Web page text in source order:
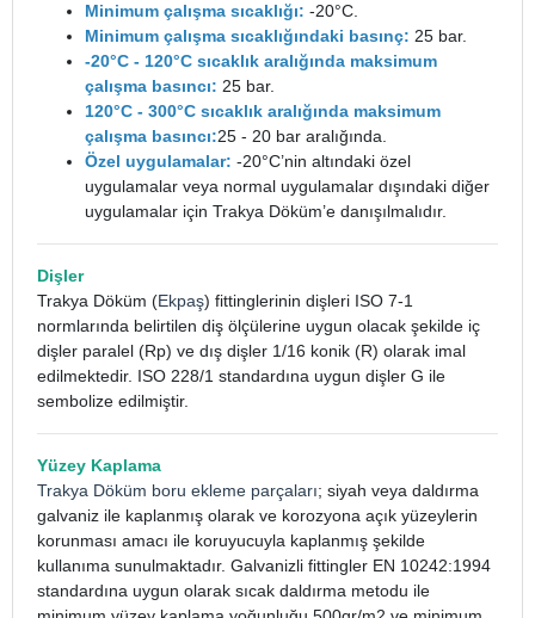
Minimum çalışma sıcaklığı: -20°C.
Minimum çalışma sıcaklığındaki basınç: 25 bar.
-20°C - 120°C sıcaklık aralığında maksimum
çalışma basıncı: 25 bar.
120°C - 300°C sıcaklık aralığında maksimum
çalışma basıncı:25 - 20 bar aralığında.
Özel uygulamalar: -20°C’nin altındaki özel
uygulamalar veya normal uygulamalar dışındaki diğer
uygulamalar için Trakya Döküm’e danışılmalıdır.
Dişler
Trakya Döküm (Ekpaş) fittinglerinin dişleri ISO 7-1
normlarında belirtilen diş ölçülerine uygun olacak şekilde iç
dişler paralel (Rp) ve dış dişler 1/16 konik (R) olarak imal
edilmektedir. ISO 228/1 standardına uygun dişler G ile
sembolize edilmiştir.
Yüzey Kaplama
Trakya Döküm boru ekleme parçaları; siyah veya daldırma
galvaniz ile kaplanmış olarak ve korozyona açık yüzeylerin
korunması amacı ile koruyucuyla kaplanmış şekilde
kullanıma sunulmaktadır. Galvanizli fittingler EN 10242:1994
standardına uygun olarak sıcak daldırma metodu ile